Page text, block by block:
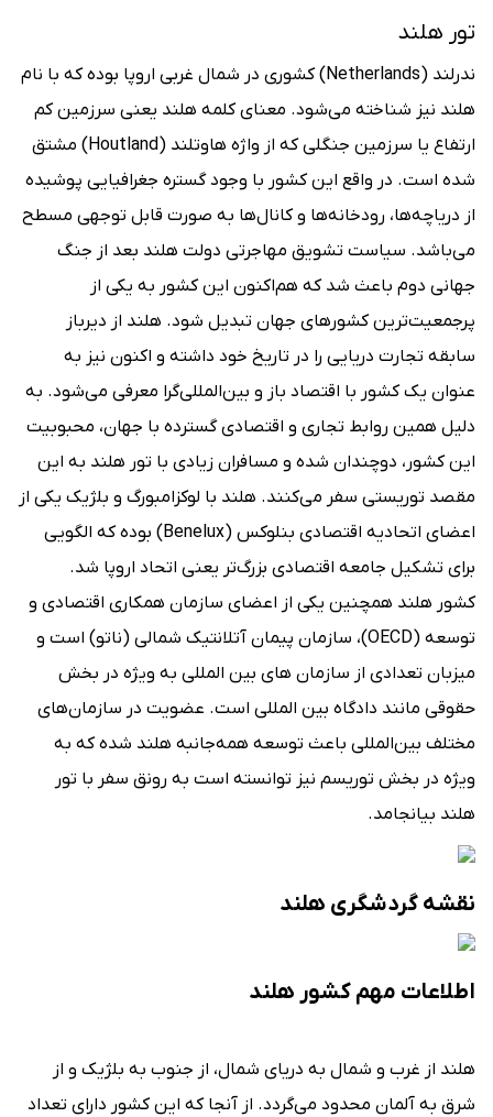
تور هلند
ندرلند (Netherlands) کشوری در شمال غربی اروپا بوده که با نام
هلند نیز شناخته می‌شود. معنای کلمه هلند یعنی سرزمین کم
ارتفاع یا سرزمین جنگلی که از واژه هاوتلند (Houtland) مشتق
شده است. در واقع این کشور با وجود گستره جغرافیایی پوشیده
از دریاچه‌ها، رودخانه‌ها و کانال‌ها به صورت قابل توجهی مسطح
می‌باشد. سیاست تشویق مهاجرتی دولت هلند بعد از جنگ
جهانی دوم باعث شد که هم‌اکنون این کشور به یکی از
پرجمعیت‌ترین کشورهای جهان تبدیل شود. هلند از دیرباز
سابقه تجارت دریایی را در تاریخ خود داشته و اکنون نیز به
عنوان یک کشور با اقتصاد باز و بین‌المللی‌گرا معرفی می‌شود. به
دلیل همین روابط تجاری و اقتصادی گسترده با جهان، محبوبیت
این کشور، دوچندان شده و مسافران زیادی با تور هلند به این
مقصد توریستی سفر می‌کنند. هلند با لوکزامبورگ و بلژیک یکی از
اعضای اتحادیه اقتصادی بنلوکس (Benelux) بوده که الگویی
برای تشکیل جامعه اقتصادی بزرگ‌تر یعنی اتحاد اروپا شد.
کشور هلند همچنین یکی از اعضای سازمان همکاری اقتصادی و
توسعه (OECD)، سازمان پیمان آتلانتیک شمالی (ناتو) است و
میزبان تعدادی از سازمان های بین المللی به ویژه در بخش
حقوقی مانند دادگاه بین المللی است. عضویت در سازمان‌های
مختلف بین‌المللی باعث توسعه همه‌جانبه هلند شده که به
ویژه در بخش توریسم نیز توانسته است به رونق سفر با تور
هلند بیانجامد.
نقشه گردشگری هلند
اطلاعات مهم کشور هلند
هلند از غرب و شمال به دریای شمال، از جنوب به بلژیک و از
شرق به آلمان محدود می‌گردد. از آنجا که این کشور دارای تعداد